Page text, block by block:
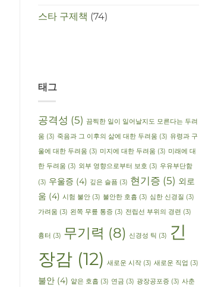
스타 구제책 (74)
태그
공격성 (5) 끔찍한 일이 일어날지도 모른다는 두려
움 (3) 죽음과 그 이후의 삶에 대한 두려움 (3) 유령과 구
울에 대한 두려움 (3) 미지에 대한 두려움 (3) 미래에 대
한 두려움 (3) 외부 영향으로부터 보호 (3) 우유부단함
(3) 우울증 (4) 깊은 슬픔 (3) 현기증 (5) 외로
움 (4) 시험 불안(3) 불안한 호흡(3) 심한 신경질 (3)
가려움 (3) 왼쪽 무릎 통증 (3) 전립선 부위의 경련 (3)
흉터 (3) 무기력 (8) 신경성 틱 (3)
긴
장감(12) 새로운 시작(3) 새로운 직업 (3)
불안(4) 얕은 호흡(3) 연금 (3) 광장공포증 (3) 사춘